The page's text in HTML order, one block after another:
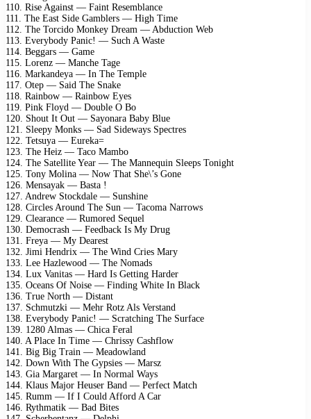
110. Rise Against — Faint Resemblance
111. The East Side Gamblers — High Time
112. The Torcido Monkey Dream — Abduction Web
113. Everybody Panic! — Such A Waste
114. Beggars — Game
115. Lorenz — Manche Tage
116. Markandeya — In The Temple
117. Otep — Said The Snake
118. Rainbow — Rainbow Eyes
119. Pink Floyd — Double O Bo
120. Shout It Out — Sayonara Baby Blue
121. Sleepy Monks — Sad Sideways Spectres
122. Tetsuya — Eureka=
123. The Heiz — Taco Mambo
124. The Satellite Year — The Mannequin Sleeps Tonight
125. Tony Molina — Now That She\’s Gone
126. Mensayak — Basta !
127. Andrew Stockdale — Sunshine
128. Circles Around The Sun — Tacoma Narrows
129. Clearance — Rumored Sequel
130. Democrash — Feedback Is My Drug
131. Freya — My Dearest
132. Jimi Hendrix — The Wind Cries Mary
133. Lee Hazlewood — The Nomads
134. Lux Vanitas — Hard Is Getting Harder
135. Oceans Of Noise — Finding White In Black
136. True North — Distant
137. Schmutzki — Mehr Rotz Als Verstand
138. Everybody Panic! — Scratching The Surface
139. 1280 Almas — Chica Feral
140. A Place In Time — Chrissy Cashflow
141. Big Big Train — Meadowland
142. Down With The Gypsies — Marsz
143. Gia Margaret — In Normal Ways
144. Klaus Major Heuser Band — Perfect Match
145. Rumm — If I Could Afford A Car
146. Rythmatik — Bad Bites